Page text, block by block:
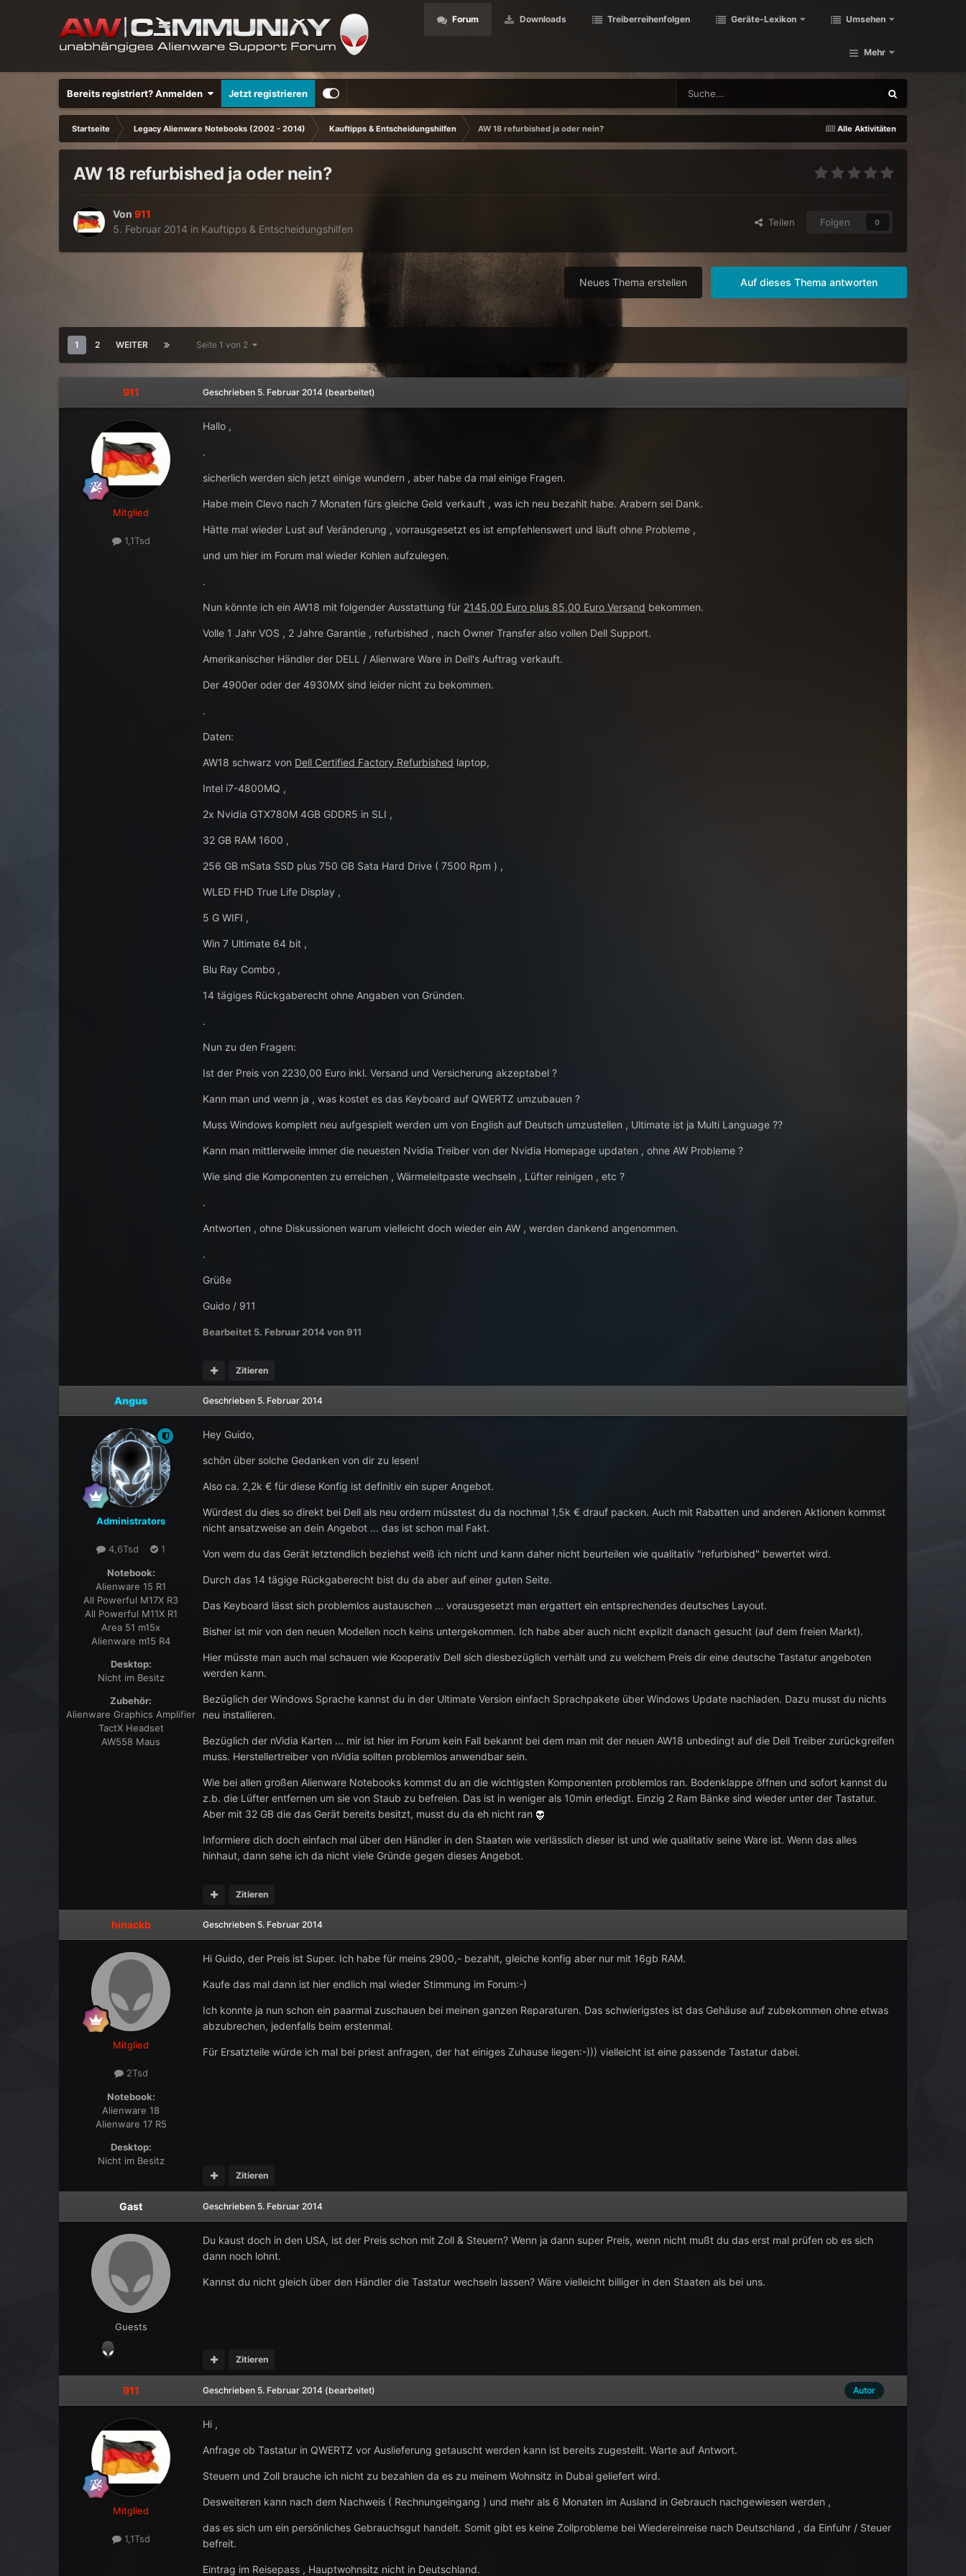
Forum Downloads Treiberreihenfolgen Geräte-Lexikon Umsehen
Mehr
Bereits registriert? Anmelden Jetzt registrieren
Alle Aktivitäten
Startseite Legacy Alienware Notebooks (2002 - 2014) Kauftipps & Entscheidungshilfen AW 18 refurbished ja oder nein?
AW 18 refurbished ja oder nein?
Von911
5. Februar 2014 in Kauftipps & Entscheidungshilfen
Teilen Folgen 0
Auf dieses Thema antworten
Neues Thema erstellen
1 2 WEITER Seite 1 von 2
911
Mitglied
1,1Tsd
Geschrieben 5. Februar 2014 (bearbeitet)
Hallo ,
.
sicherlich werden sich jetzt einige wundern , aber habe da mal einige Fragen.
Habe mein Clevo nach 7 Monaten fürs gleiche Geld verkauft , was ich neu bezahlt habe. Arabern sei Dank.
Hätte mal wieder Lust auf Veränderung , vorrausgesetzt es ist empfehlenswert und läuft ohne Probleme ,
und um hier im Forum mal wieder Kohlen aufzulegen.
.
Nun könnte ich ein AW18 mit folgender Ausstattung für 2145,00 Euro plus 85,00 Euro Versand bekommen.
Volle 1 Jahr VOS , 2 Jahre Garantie , refurbished , nach Owner Transfer also vollen Dell Support.
Amerikanischer Händler der DELL / Alienware Ware in Dell's Auftrag verkauft.
Der 4900er oder der 4930MX sind leider nicht zu bekommen.
.
Daten:
AW18 schwarz von Dell Certified Factory Refurbished laptop,
Intel i7-4800MQ ,
2x Nvidia GTX780M 4GB GDDR5 in SLI ,
32 GB RAM 1600 ,
256 GB mSata SSD plus 750 GB Sata Hard Drive ( 7500 Rpm ) ,
WLED FHD True Life Display ,
5 G WIFI ,
Win 7 Ultimate 64 bit ,
Blu Ray Combo ,
14 tägiges Rückgaberecht ohne Angaben von Gründen.
.
Nun zu den Fragen:
Ist der Preis von 2230,00 Euro inkl. Versand und Versicherung akzeptabel ?
Kann man und wenn ja , was kostet es das Keyboard auf QWERTZ umzubauen ?
Muss Windows komplett neu aufgespielt werden um von English auf Deutsch umzustellen , Ultimate ist ja Multi Language ??
Kann man mittlerweile immer die neuesten Nvidia Treiber von der Nvidia Homepage updaten , ohne AW Probleme ?
Wie sind die Komponenten zu erreichen , Wärmeleitpaste wechseln , Lüfter reinigen , etc ?
.
Antworten , ohne Diskussionen warum vielleicht doch wieder ein AW , werden dankend angenommen.
.
Grüße
Guido / 911
Bearbeitet 5. Februar 2014von 911
Zitieren
Angus
Administrators
4,6Tsd 1
Notebook:
Alienware 15 R1
All Powerful M17X R3
All Powerful M11X R1
Area 51 m15x
Alienware m15 R4
Desktop:
Nicht im Besitz
Zubehör:
Alienware Graphics Amplifier
TactX Headset
AW558 Maus
Geschrieben 5. Februar 2014
Hey Guido,
schön über solche Gedanken von dir zu lesen!
Also ca. 2,2k € für diese Konfig ist definitiv ein super Angebot.
Würdest du dies so direkt bei Dell als neu ordern müsstest du da nochmal 1,5k € drauf packen. Auch mit Rabatten und anderen Aktionen kommst
nicht ansatzweise an dein Angebot ... das ist schon mal Fakt.
Von wem du das Gerät letztendlich beziehst weiß ich nicht und kann daher nicht beurteilen wie qualitativ "refurbished" bewertet wird.
Durch das 14 tägige Rückgaberecht bist du da aber auf einer guten Seite.
Das Keyboard lässt sich problemlos austauschen ... vorausgesetzt man ergattert ein entsprechendes deutsches Layout.
Bisher ist mir von den neuen Modellen noch keins untergekommen. Ich habe aber auch nicht explizit danach gesucht (auf dem freien Markt).
Hier müsste man auch mal schauen wie Kooperativ Dell sich diesbezüglich verhält und zu welchem Preis dir eine deutsche Tastatur angeboten
werden kann.
Bezüglich der Windows Sprache kannst du in der Ultimate Version einfach Sprachpakete über Windows Update nachladen. Dazu musst du nichts
neu installieren.
Bezüglich der nVidia Karten ... mir ist hier im Forum kein Fall bekannt bei dem man mit der neuen AW18 unbedingt auf die Dell Treiber zurückgreifen
muss. Herstellertreiber von nVidia sollten problemlos anwendbar sein.
Wie bei allen großen Alienware Notebooks kommst du an die wichtigsten Komponenten problemlos ran. Bodenklappe öffnen und sofort kannst du
z.b. die Lüfter entfernen um sie von Staub zu befreien. Das ist in weniger als 10min erledigt. Einzig 2 Ram Bänke sind wieder unter der Tastatur.
Aber mit 32 GB die das Gerät bereits besitzt, musst du da eh nicht ran
Informiere dich doch einfach mal über den Händler in den Staaten wie verlässlich dieser ist und wie qualitativ seine Ware ist. Wenn das alles
hinhaut, dann sehe ich da nicht viele Gründe gegen dieses Angebot.
Zitieren
hinackb
Mitglied
2Tsd
Notebook:
Alienware 18
Alienware 17 R5
Desktop:
Nicht im Besitz
Geschrieben 5. Februar 2014
Hi Guido, der Preis ist Super. Ich habe für meins 2900,- bezahlt, gleiche konfig aber nur mit 16gb RAM.
Kaufe das mal dann ist hier endlich mal wieder Stimmung im Forum:-)
Ich konnte ja nun schon ein paarmal zuschauen bei meinen ganzen Reparaturen. Das schwierigstes ist das Gehäuse auf zubekommen ohne etwas
abzubrechen, jedenfalls beim erstenmal.
Für Ersatzteile würde ich mal bei priest anfragen, der hat einiges Zuhause liegen:-))) vielleicht ist eine passende Tastatur dabei.
Zitieren
Gast
Guests
Geschrieben 5. Februar 2014
Du kaust doch in den USA, ist der Preis schon mit Zoll & Steuern? Wenn ja dann super Preis, wenn nicht mußt du das erst mal prüfen ob es sich
dann noch lohnt.
Kannst du nicht gleich über den Händler die Tastatur wechseln lassen? Wäre vielleicht billiger in den Staaten als bei uns.
Zitieren
911
Mitglied
1,1Tsd
Autor
Geschrieben 5. Februar 2014 (bearbeitet)
Hi ,
Anfrage ob Tastatur in QWERTZ vor Auslieferung getauscht werden kann ist bereits zugestellt. Warte auf Antwort.
Steuern und Zoll brauche ich nicht zu bezahlen da es zu meinem Wohnsitz in Dubai geliefert wird.
Desweiteren kann nach dem Nachweis ( Rechnungeingang ) und mehr als 6 Monaten im Ausland in Gebrauch nachgewiesen werden ,
das es sich um ein persönliches Gebrauchsgut handelt. Somit gibt es keine Zollprobleme bei Wiedereinreise nach Deutschland , da Einfuhr / Steuer
befreit.
Eintrag im Reisepass , Hauptwohnsitz nicht in Deutschland.